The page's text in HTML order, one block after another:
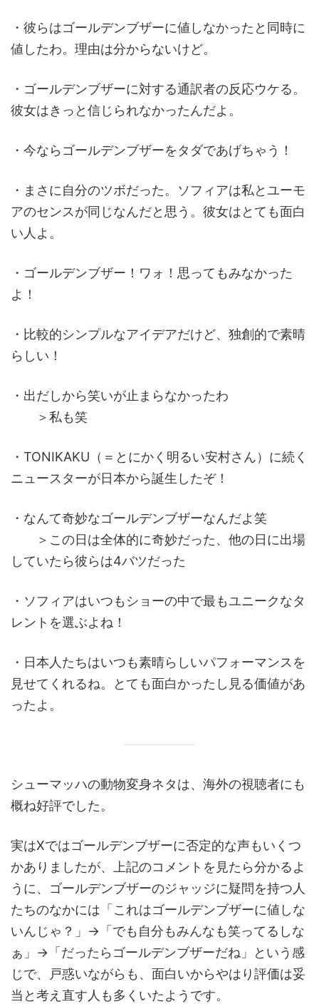
・彼らはゴールデンブザーに値しなかったと同時に
値したわ。理由は分からないけど。
・ゴールデンブザーに対する通訳者の反応ウケる。
彼女はきっと信じられなかったんだよ。
・今ならゴールデンブザーをタダであげちゃう！
・まさに自分のツボだった。ソフィアは私とユーモ
アのセンスが同じなんだと思う。彼女はとても面白
い人よ。
・ゴールデンブザー！ワォ！思ってもみなかった
よ！
・比較的シンプルなアイデアだけど、独創的で素晴
らしい！
・出だしから笑いが止まらなかったわ
＞私も笑
・TONIKAKU（＝とにかく明るい安村さん）に続く
ニュースターが日本から誕生したぞ！
・なんて奇妙なゴールデンブザーなんだよ笑
＞この日は全体的に奇妙だった、他の日に出場
していたら彼らは4バツだった
・ソフィアはいつもショーの中で最もユニークなタ
レントを選ぶよね！
・日本人たちはいつも素晴らしいパフォーマンスを
見せてくれるね。とても面白かったし見る価値があ
ったよ。
シューマッハの動物変身ネタは、海外の視聴者にも
概ね好評でした。
実はXではゴールデンブザーに否定的な声もいくつ
かありましたが、上記のコメントを見たら分かるよ
うに、ゴールデンブザーのジャッジに疑問を持つ人
たちのなかには「これはゴールデンブザーに値しな
いんじゃ？」→「でも自分もみんなも笑ってるしな
ぁ」→「だったらゴールデンブザーだね」という感
じで、戸惑いながらも、面白いからやはり評価は妥
当と考え直す人も多くいたようです。